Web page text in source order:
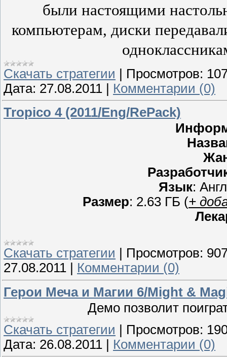
были настоящими
компьютерам, диски
Скачать стратегии | Просмотров:
Дата: 27.08.2011 | Комментарии (0)
Tropico 4 (2011/Eng/RePack)
Язык:
Размер: 2.63 ГБ (+
Скачать стратегии Просмотров:
27.08.2011
Комментарии (0)
Герои Меча и Магии 6/Might &
Демо позволит
Скачать стратегии
Просмотров:
Дата: 26.08.2011
Комментарии (0)